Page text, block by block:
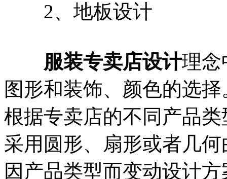
2、地板设计
服装专卖店设计理念
图形和装饰、颜色的选
根据专卖店的不同产品
采用圆形、扇形或者几
因产品类型而变动设计方